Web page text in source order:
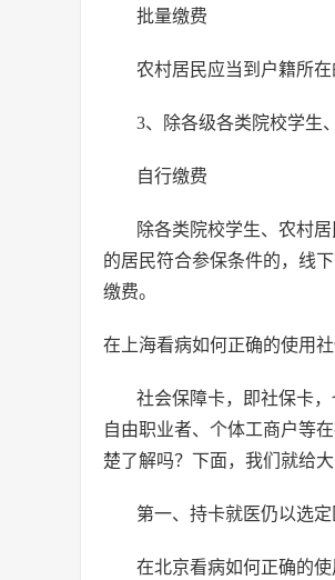
批量缴费
农村居民应当到户籍所
3、除各级各类院校学生
自行缴费
除各类院校学生、农村
的居民符合参保条件的，线
缴费。
在上海看病如何正确的使用
社会保障卡，即社保卡
自由职业者、个体工商户等
楚了解吗？下面，我们就给
第一、持卡就医仍以选
在北京看病如何正确的